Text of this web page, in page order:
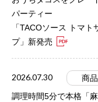
パーティー
「TACOソース トマ
プ」新発売
2026.07.30
商品
調理時間5分で本格「